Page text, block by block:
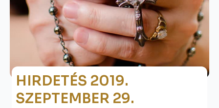
HIRDETÉS 2019.
SZEPTEMBER 29.